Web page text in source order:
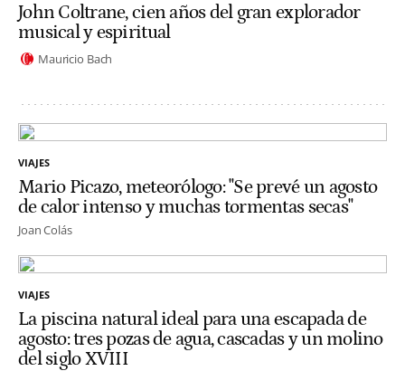
John Coltrane, cien años del gran explorador
musical y espiritual
Mauricio Bach
VIAJES
Mario Picazo, meteorólogo: "Se prevé un agosto
de calor intenso y muchas tormentas secas"
Joan Colás
VIAJES
La piscina natural ideal para una escapada de
agosto: tres pozas de agua, cascadas y un molino
del siglo XVIII